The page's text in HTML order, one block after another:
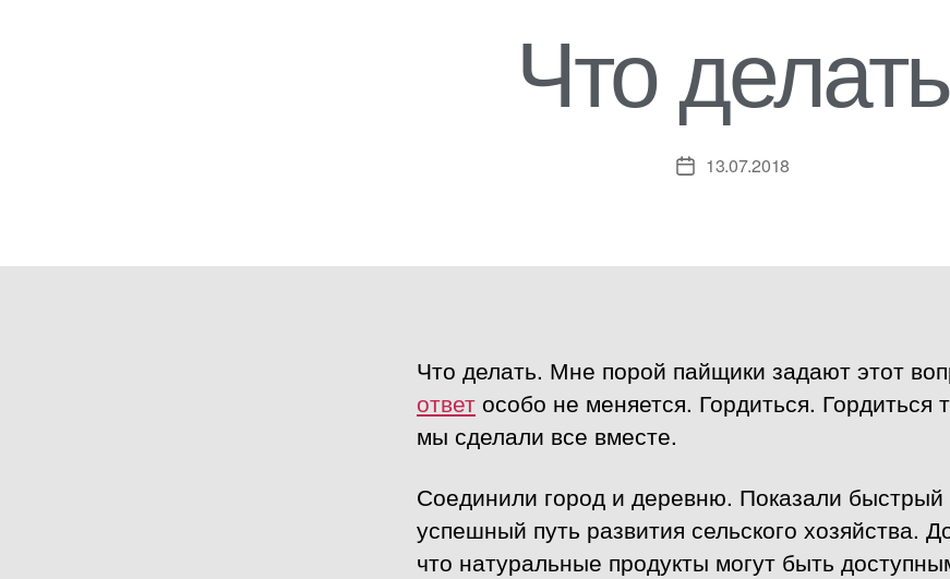
Что делать
Дата13.07.2018
Что делать. Мне порой пайщики задают этот
ответ особо не меняется. Гордиться. Гордиться
мы сделали все вместе.
Соединили город и деревню. Показали быстрый
успешный путь развития сельского хозяйства.
что натуральные продукты могут быть